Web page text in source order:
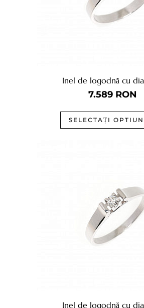
Inel de logodnă cu
7.589RON
SELECTAȚI
Inel de logodnă cu